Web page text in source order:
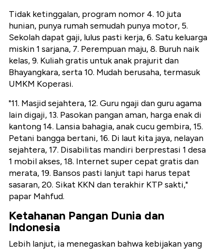
Tidak ketinggalan, program nomor 4. 10 juta
hunian, punya rumah semudah punya motor, 5.
Sekolah dapat gaji, lulus pasti kerja, 6. Satu keluarga
miskin 1 sarjana, 7. Perempuan maju, 8. Buruh naik
kelas, 9. Kuliah gratis untuk anak prajurit dan
Bhayangkara, serta 10. Mudah berusaha, termasuk
UMKM Koperasi.
"11. Masjid sejahtera, 12. Guru ngaji dan guru agama
lain digaji, 13. Pasokan pangan aman, harga enak di
kantong 14. Lansia bahagia, anak cucu gembira, 15.
Petani bangga bertani, 16. Di laut kita jaya, nelayan
sejahtera, 17. Disabilitas mandiri berprestasi 1 desa
1 mobil akses, 18. Internet super cepat gratis dan
merata, 19. Bansos pasti lanjut tapi harus tepat
sasaran, 20. Sikat KKN dan terakhir KTP sakti,"
papar Mahfud.
Ketahanan Pangan Dunia dan
Indonesia
Lebih lanjut, ia menegaskan bahwa kebijakan yang